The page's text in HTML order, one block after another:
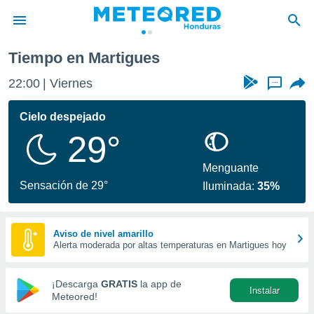
de
ha sido
calidad.
a este
las
y
forma
digital
basada
Tiempo en Martigues
22:00 Viernes ...
Cielo despejado
29°
Sensación de 29°
Menguante
Iluminada:35%
Aviso de nivel amarillo
Alerta moderada por altas temperaturas en Martigues hoy
¡Descarga GRATIS la app de
Meteored!
Instalar